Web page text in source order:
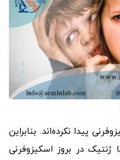
پیدا نکرده‌اند. بنابراین
در بروز اسکیزوفرنی